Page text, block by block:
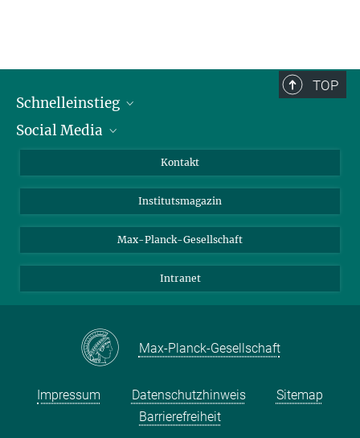
TOP
Schnelleinstieg
Alumni
Schulen
Studierende
Social Media
Facebook
YouTube
Kontakt
Institutsmagazin
Max-Planck-Gesellschaft
Intranet
Max-Planck-Gesellschaft
Impressum Datenschutzhinweis
Sitemap
Barrierefreiheit